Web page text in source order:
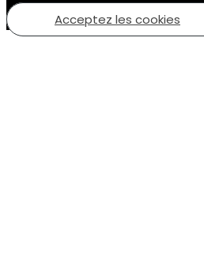
Acceptez les cookies